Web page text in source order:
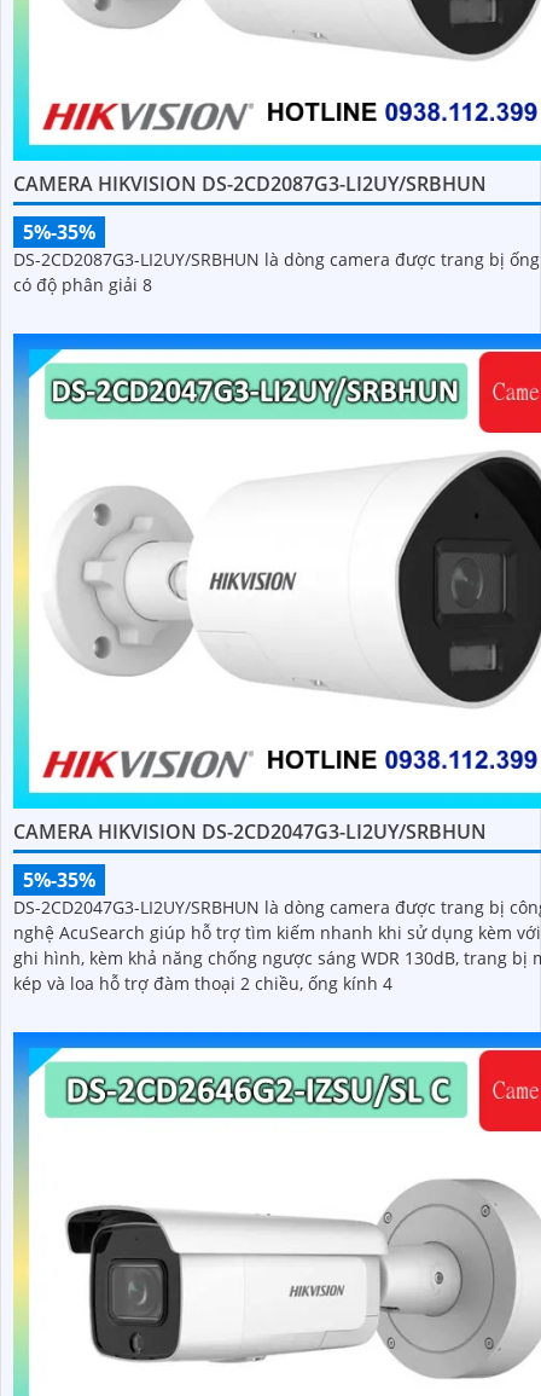
CAMERA HIKVISION DS-2CD2087G3-LI2UY/SRBHUN
5%-35%
DS-2CD2087G3-LI2UY/SRBHUN là dòng camera được trang bị
có độ phân giải 8
CAMERA HIKVISION DS-2CD2047G3-LI2UY/SRBHUN
5%-35%
DS-2CD2047G3-LI2UY/SRBHUN là dòng camera được trang bị
nghệ AcuSearch giúp hỗ trợ tìm kiếm nhanh khi sử dụng kèm
ghi hình, kèm khả năng chống ngược sáng WDR 130dB, trang bị
kép và loa hỗ trợ đàm thoại 2 chiều, ống kính 4